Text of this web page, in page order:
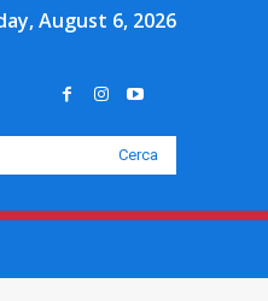
August 6, 2026
Cerca